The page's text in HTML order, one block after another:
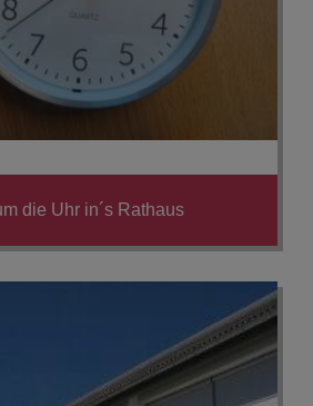
die Uhr in´s Rathaus